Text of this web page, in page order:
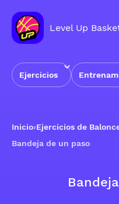
Level Up
Ejercicios
Inicio›Ejercicios de
Bandeja de un paso